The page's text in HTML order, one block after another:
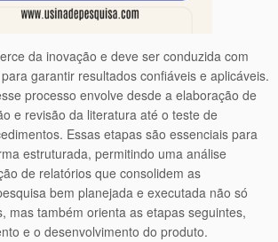
da inovação e deve ser conduzida com
garantir resultados confiáveis e aplicáveis.
processo envolve desde a elaboração de
e revisão da literatura até o teste de
Essas etapas são essenciais para
estruturada, permitindo uma análise
de relatórios que consolidem as
bem planejada e executada não só
mas também orienta as etapas seguintes,
e o desenvolvimento do produto.